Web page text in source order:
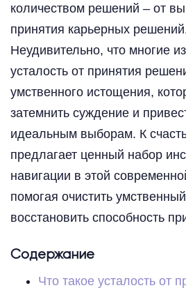
количеством решений – от
принятия карьерных
Неудивительно, что многие
усталость от принятия
умственного истощения,
затемнить суждение и
идеальным выборам. К
предлагает ценный набор
навигации в этой
помогая очистить
восстановить способность
Содержание
Что такое усталость от